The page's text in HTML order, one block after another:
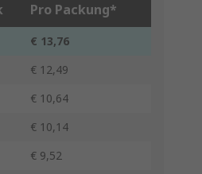
Pro Packung*
€ 13,76
€ 12,49
€ 10,64
€ 10,14
€ 9,52